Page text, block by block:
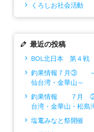
くろしお社会活動
最近の投稿
BOL北日本 第４戦
釣果情報７月③ ～
仙台湾・金華山～
釣果情報 ７月 ②
台湾・金華山・松島
塩竃みなと祭開催